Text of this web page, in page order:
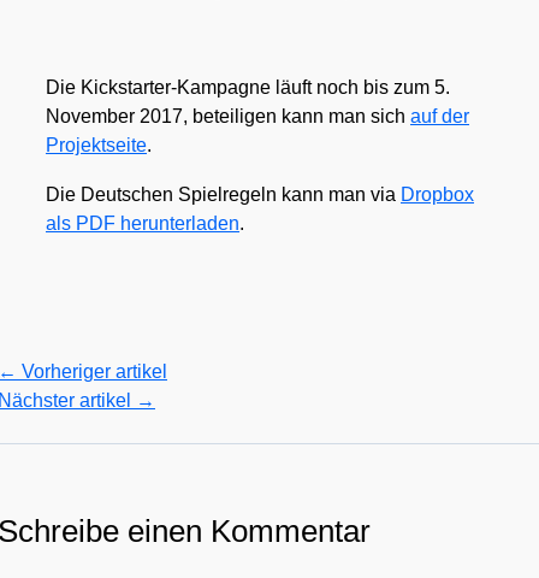
Die Kick­star­ter-Kam­pa­gne läuft noch bis zum 5.
Novem­ber 2017, betei­li­gen kann man sich auf der
Pro­jekt­sei­te.
Die Deut­schen Spiel­re­geln kann man via Drop­box
als PDF her­un­ter­la­den.
Vorheriger artikel
artikel
→
einen Kommentar